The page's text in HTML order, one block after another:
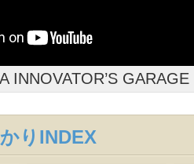
INNOVATOR’S GARAGE
りINDEX